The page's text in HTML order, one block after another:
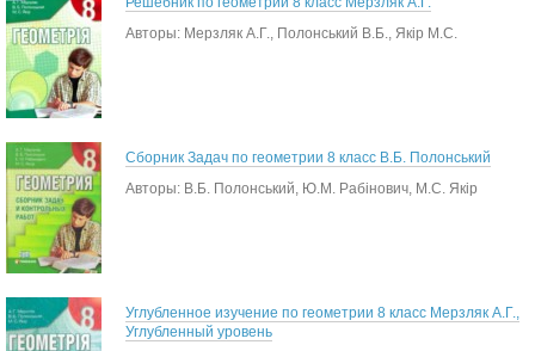
Авторы: Мерзляк А.Г., Полонський В.Б., Якір М.С.
Сборник Задач по геометрии 8 класс В.Б. Полонський
Авторы: В.Б. Полонський, Ю.М. Рабінович, М.С. Якір
Углубленное изучение по геометрии 8 класс Мерзляк А.Г.,
Углубленный уровень